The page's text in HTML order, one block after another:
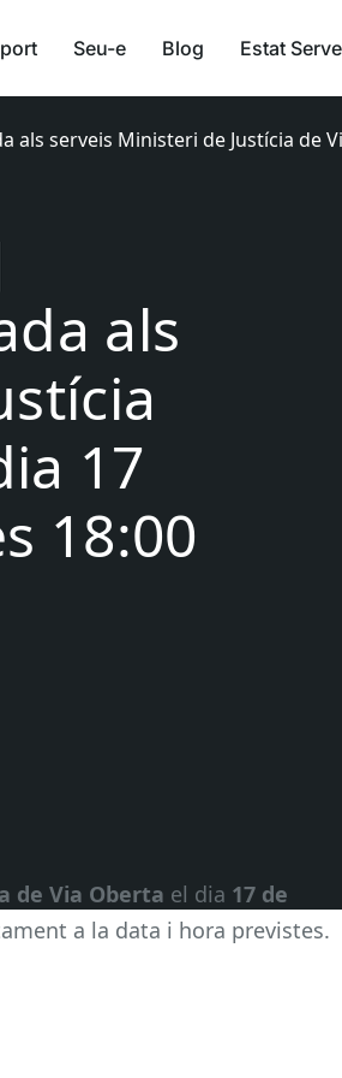
Seu-e Blog Estat
serveis Ministeri de Justícia de
als
17
18:00
de Via Oberta el dia 17 de
a la data i hora previstes.